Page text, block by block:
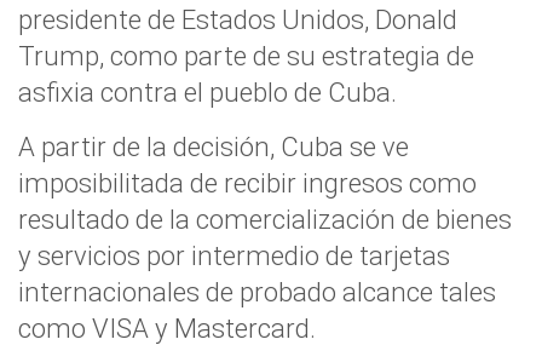
presidente de Estados Unidos, Donald
Trump, como parte de su estrategia de
asfixia contra el pueblo de Cuba.
A partir de la decisión, Cuba se ve
imposibilitada de recibir ingresos como
resultado de la comercialización de bienes
y servicios por intermedio de tarjetas
internacionales de probado alcance tales
como VISA y Mastercard.